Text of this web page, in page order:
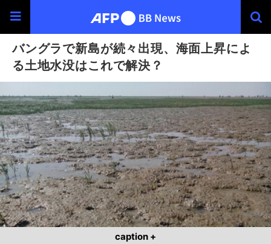
バングラで新島が続々出現、海面上昇によ
る土地水没はこれで解決？
caption +